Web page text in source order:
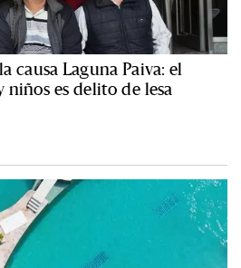
causa Laguna Paiva: el
es delito de lesa